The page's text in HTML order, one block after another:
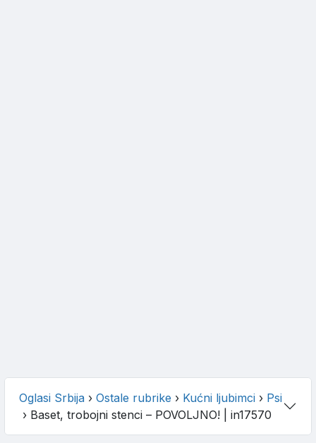
Oglasi Srbija › Ostale rubrike › Kućni ljubimci › Psi
› Baset, trobojni stenci – POVOLJNO! | in17570